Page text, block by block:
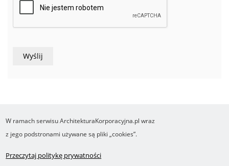
COPYRIGHT ©2016-2026 Ośrodek Studiów nad Cyfrowym Państwem
Wykonanie i obsługa Yasne.pl
Footer
Regulamin Polityka prywatności
W ramach serwisu ArchitekturaKorporacyjna.pl wraz
z jego podstronami używane są pliki „cookies”.
Przeczytaj politykę prywatności